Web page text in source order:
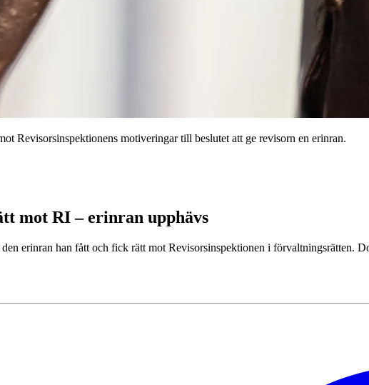
Revisorsinspektionens motiveringar till beslutet att ge revisorn en erinran.
mot RI – erinran upphävs
erinran han fått och fick rätt mot Revisorsinspektionen i förvaltningsrätten.